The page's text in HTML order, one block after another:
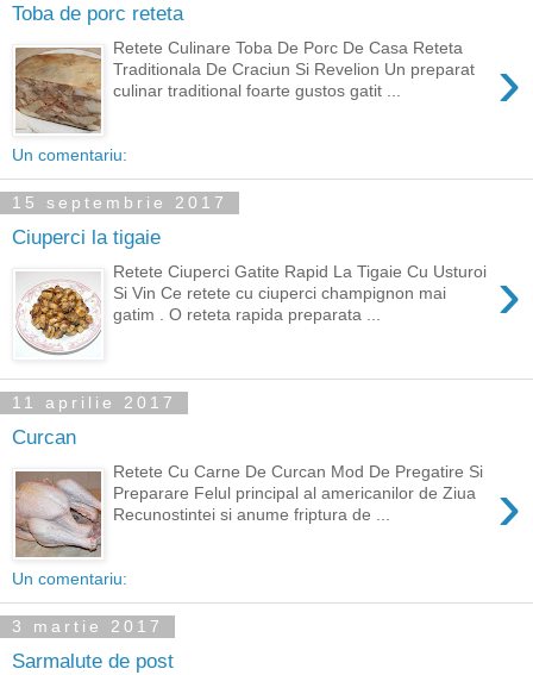
Toba de porc reteta
›
Retete Culinare Toba De Porc De Casa Reteta
Traditionala De Craciun Si Revelion Un preparat
culinar traditional foarte gustos gatit ...
Un comentariu:
15 septembrie 2017
Ciuperci la tigaie
›
Retete Ciuperci Gatite Rapid La Tigaie Cu Usturoi
Si Vin Ce retete cu ciuperci champignon mai
gatim . O reteta rapida preparata ...
11 aprilie 2017
Curcan
›
Retete Cu Carne De Curcan Mod De Pregatire Si
Preparare Felul principal al americanilor de Ziua
Recunostintei si anume friptura de ...
Un comentariu:
3 martie 2017
Sarmalute de post